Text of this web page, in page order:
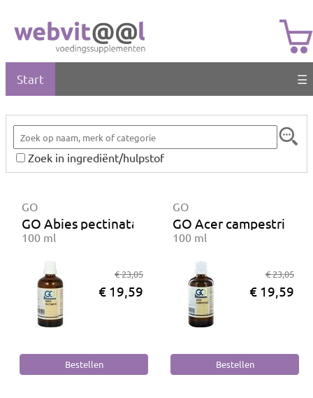
Start ☰
Zoek in ingrediënt/hulpstof
GO
GO Abies pectinata BIO
100 ml
€ 23,05
€ 19,59
GO
GO Acer campestris
100 ml
€ 23,05
€ 19,59